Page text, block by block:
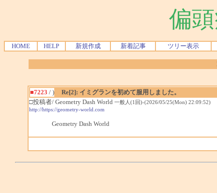
偏
HOME HELP 新規作成 新着記事 ツリー表示
■7223 / )
Re[2]: イミグランを初めて服用しました。
□投稿者/ Geometry Dash World 一般人(1回)-(2026/05/25(Mon) 22:09:52)
http://https://geometry-world.com
Geometry Dash World